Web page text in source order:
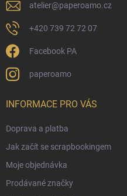
atelier@paperoamo.cz
+420 739 72 72 07
Facebook PA
paperoamo
INFORMACE PRO VÁS
Doprava a platba
Jak začít se scrapbookingem
Moje objednávka
Prodávané značky